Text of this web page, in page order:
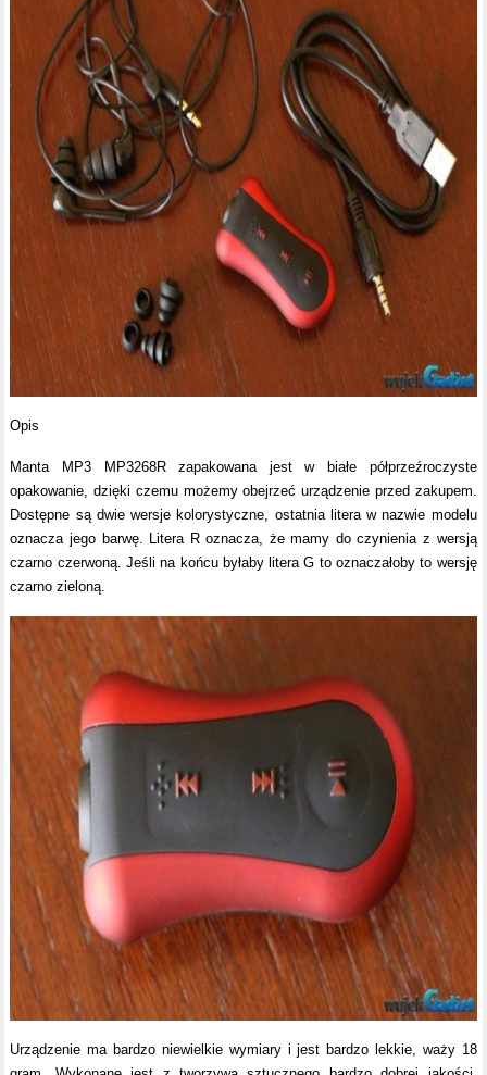
Opis
Manta MP3 MP3268R zapakowana jest w białe półprzeźroczyste
opakowanie, dzięki czemu możemy obejrzeć urządzenie przed zakupem.
Dostępne są dwie wersje kolorystyczne, ostatnia litera w nazwie modelu
oznacza jego barwę. Litera R oznacza, że mamy do czynienia z wersją
czarno czerwoną. Jeśli na końcu byłaby litera G to oznaczałoby to wersję
czarno zieloną.
Urządzenie ma bardzo niewielkie wymiary i jest bardzo lekkie, waży 18